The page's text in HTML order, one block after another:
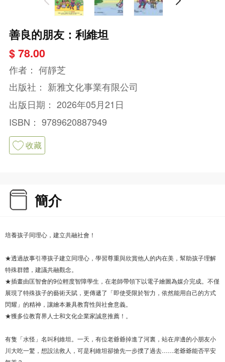
善良的朋友：利維坦
$ 78.00
作者： 何靜芝
出版社： 新雅文化事業有限公司
出版日期： 2026年05月21日
ISBN： 9789620887949
收藏
簡介
培養孩子同理心，建立共融社會！
★透過故事引導孩子建立同理心，學習尊重與欣賞他人的内在美，幫助孩子理解
特殊群體，建議共融觀念。
★插畫由匡智會的9位輕度智障學生，在老師帶領下以電子繪圖為媒介完成。不僅
展現了特殊孩子的藝術天賦，更傳遞了「即使受限於智力，依然能用自己的方式
閃耀」的精神，讓繪本兼具教育性與社會意義。
★獲多位教育界人士和文化企業家誠意推薦！。
有隻「水怪」名叫利維坦。一天，有位老爺爺掉進了河裏，站在岸邊的小朋友小
川大吃一驚，想設法救人，可是利維坦卻搶先一步撲了過去……老爺爺能否平安